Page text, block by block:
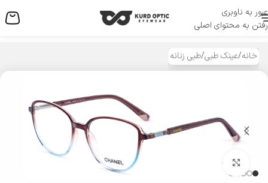
عبور به ناوبری
رفتن به محتوای اصلی
منو
خانه/عینک طبی/طبی زنانه
بزرگنمایی تصویر